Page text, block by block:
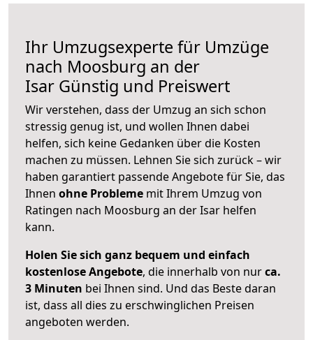
Ihr Umzugsexperte für Umzüge
nach Moosburg an der
Isar Günstig und Preiswert
Wir verstehen, dass der Umzug an sich schon
stressig genug ist, und wollen Ihnen dabei
helfen, sich keine Gedanken über die Kosten
machen zu müssen. Lehnen Sie sich zurück – wir
haben garantiert passende Angebote für Sie, das
Ihnen ohne Probleme mit Ihrem Umzug von
Ratingen nach Moosburg an der Isar helfen
kann.
Holen Sie sich ganz bequem und einfach
kostenlose Angebote, die innerhalb von nurca.
3 Minuten bei Ihnen sind. Und das Beste daran
ist, dass all dies zu erschwinglichen Preisen
angeboten werden.